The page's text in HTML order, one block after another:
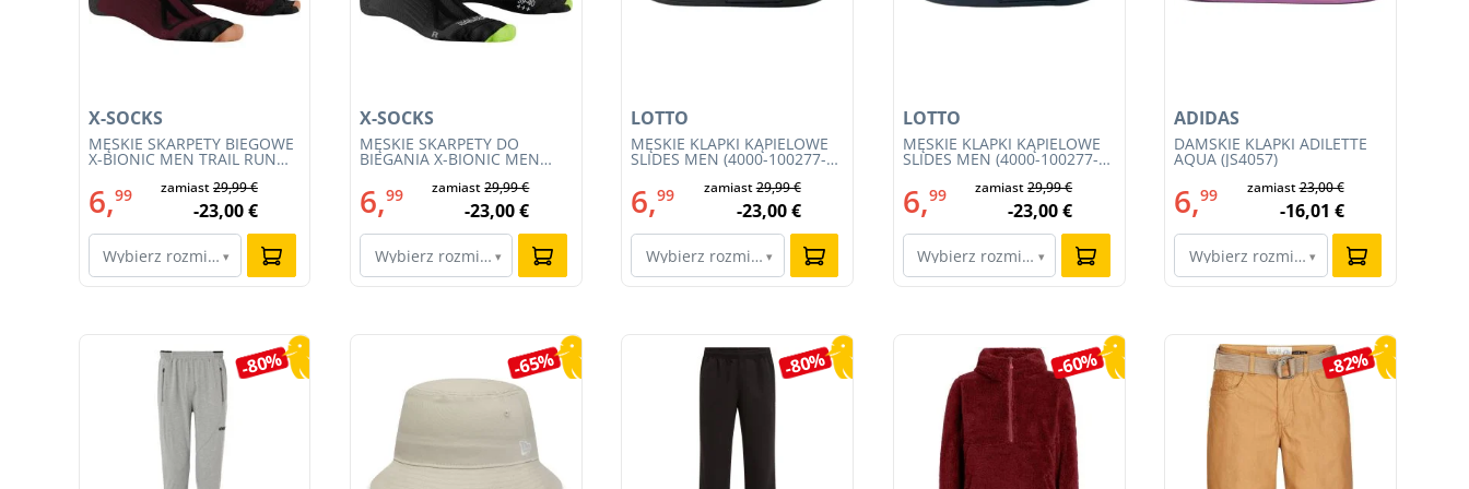
MĘSKIE SKARPETY BIEGOWE
X-BIONIC MEN TRAIL RUN
R019)
X-SOCKS
6,99 zamiast29,99 €
-23,00 €
Wybierz rozmiar…
▾
MĘSKIE SKARPETY DO
BIEGANIA X-BIONIC MEN
(RS13S23MB-011)
X-SOCKS
6,99 zamiast29,99 €
-23,00 €
Wybierz rozmiar…
▾
MĘSKIE KLAPKI KĄPIELOWE
SLIDES MEN (4000-100277-
LOTTO
6,99 zamiast29,99 €
-23,00 €
Wybierz rozmiar…
▾
MĘSKIE KLAPKI KĄPIELOWE
SLIDES MEN (4000-100277-
LOTTO
6,99 zamiast29,99 €
-23,00 €
Wybierz rozmiar…
▾
DAMSKIE KLAPKI ADILETTE
AQUA (JS4057)
ADIDAS
6,99 zamiast23,00 €
-16,01 €
Wybierz rozmiar…
▾
Pomiń galerię produktów
-80% -65% -80% -60% -82%